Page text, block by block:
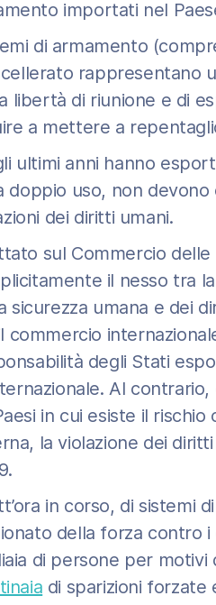
importati nel
di armamento
rappresentano
libertà di riunione e di
a mettere a
ultimi anni hanno
doppio uso, non
dei diritti umani.
sul Commercio
il nesso tra
umana e dei
commercio
degli Stati
Al
in cui esiste il
la violazione dei
in corso, di sistemi
della forza contro
di persone per motivi
di sparizioni forzate